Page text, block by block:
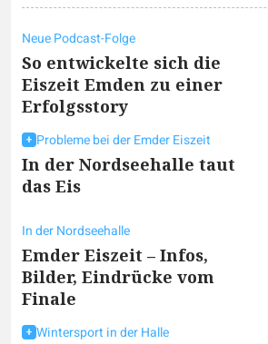
Neue Podcast-Folge
So entwickelte sich die
Eiszeit Emden zu einer
Erfolgsstory
Probleme bei der Emder Eiszeit
In der Nordseehalle taut
das Eis
In der Nordseehalle
Emder Eiszeit – Infos,
Bilder, Eindrücke vom
Finale
Wintersport in der Halle